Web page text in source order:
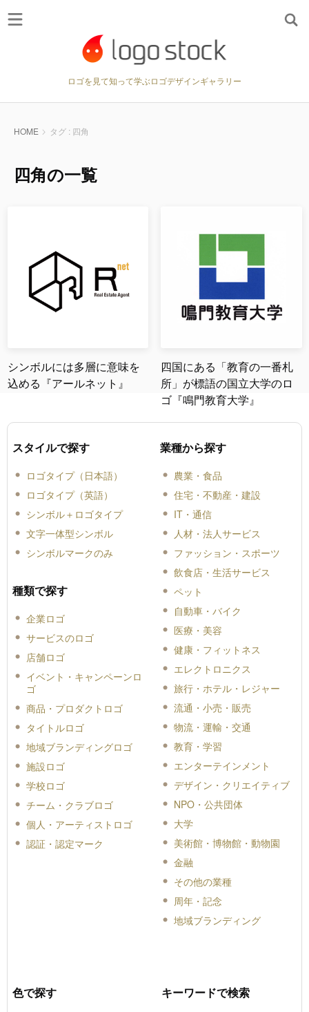
ロゴを見て知って学ぶロゴデザインギャラリー
HOME タグ : 四角
四角の一覧
シンボルには多層に意味を
込める『アールネット』
四国にある「教育の一番札
所」が標語の国立大学のロ
ゴ『鳴門教育大学』
スタイルで探す
ロゴタイプ（日本語）
ロゴタイプ（英語）
シンボル＋ロゴタイプ
文字一体型シンボル
シンボルマークのみ
種類で探す
企業ロゴ
サービスのロゴ
店舗ロゴ
イベント・キャンペーンロ
ゴ
商品・プロダクトロゴ
タイトルロゴ
地域ブランディングロゴ
施設ロゴ
学校ロゴ
チーム・クラブロゴ
個人・アーティストロゴ
認証・認定マーク
業種から探す
農業・食品
住宅・不動産・建設
IT・通信
人材・法人サービス
ファッション・スポーツ
飲食店・生活サービス
ペット
自動車・バイク
医療・美容
健康・フィットネス
エレクトロニクス
旅行・ホテル・レジャー
流通・小売・販売
物流・運輸・交通
教育・学習
エンターテインメント
デザイン・クリエイティブ
NPO・公共団体
大学
美術館・博物館・動物園
金融
その他の業種
周年・記念
地域ブランディング
色で探す キーワードで検索